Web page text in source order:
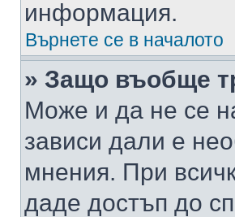
информация.
Върнете се в началото
» Защо въобще
Може и да не се
зависи дали е
мнения. При
даде достъп до